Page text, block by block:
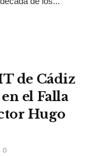
de Cádiz
el Falla
Hugo
0